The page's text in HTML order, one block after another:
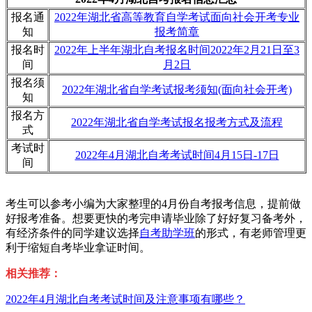
报名通
知
2022年湖北省高等教育自学考试面向社会开考专业
报考简章
报名时
间
2022年上半年湖北自考报名时间2022年2月21日至3
月2日
报名须
知
2022年湖北省自学考试报考须知(面向社会开考)
报名方
式
2022年湖北省自学考试报名报考方式及流程
考试时
间
2022年4月湖北自考考试时间4月15日-17日
考生可以参考小编为大家整理的4月份自考报考信息，提前做
好报考准备。想要更快的考完申请毕业除了好好复习备考外，
有经济条件的同学建议选择自考助学班的形式，有老师管理更
利于缩短自考毕业拿证时间。
相关推荐：
2022年4月湖北自考考试时间及注意事项有哪些？